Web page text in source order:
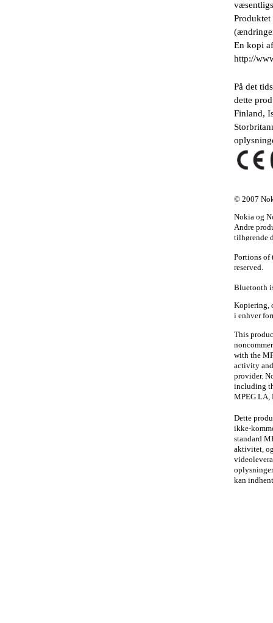
En kopi
http://
På det
dette
Finland,
© 2007
Nokia og
Andre
tilhørende
Portions of
reserved.
Bluetooth
Kopiering,
i enhver
This
with the
activity
provider.
including
MPEG LA,
Dette
ikke-
standard
aktivitet,
kan